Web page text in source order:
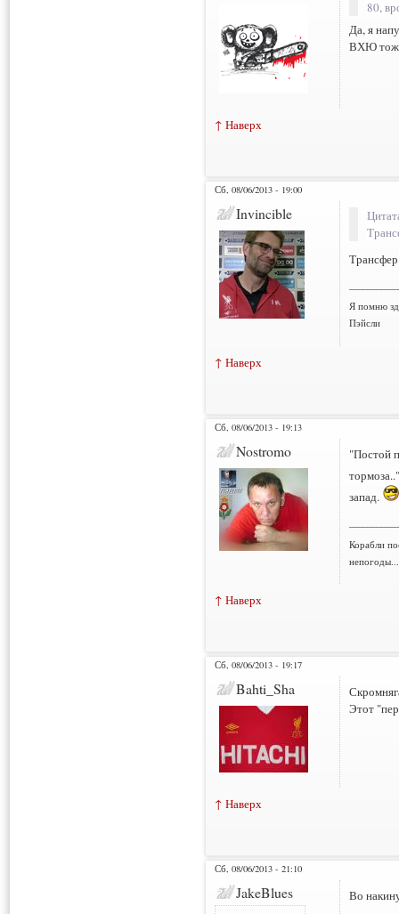
80,
Да, я
ВХЮ
↑ Наверх
Сб, 08/06/2013 - 19:00
Invincible
Я помню
Пэйсли
↑ Наверх
Сб, 08/06/2013 - 19:13
Nostromo
"Постой
запад.
Корабли
↑ Наверх
Сб, 08/06/2013 - 19:17
Bahti_Sha
Этот
↑ Наверх
Сб, 08/06/2013 - 21:10
JakeBlues Во